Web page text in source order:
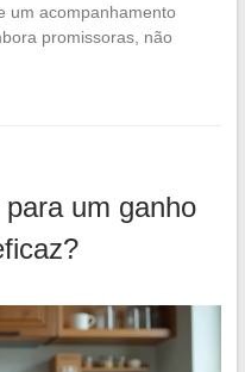
um acompanhamento
promissoras, não
um ganho